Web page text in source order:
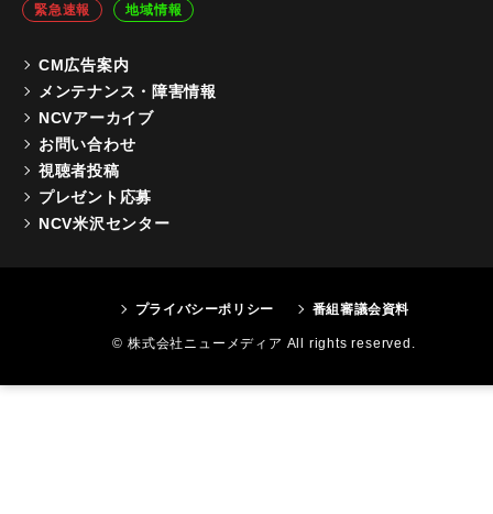
緊急速報
地域情報
CM広告案内
メンテナンス・障害情報
NCVアーカイブ
お問い合わせ
視聴者投稿
プレゼント応募
NCV米沢センター
プライバシーポリシー 番組審議会資料
© 株式会社ニューメディア All rights reserved.